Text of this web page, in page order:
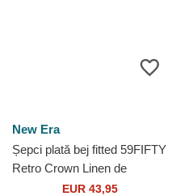
New Era
Șepci plată bej fitted 59FIFTY
Retro Crown Linen de
Chicago White Sox MLB de
EUR 43,95